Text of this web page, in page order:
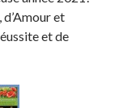
et
et de